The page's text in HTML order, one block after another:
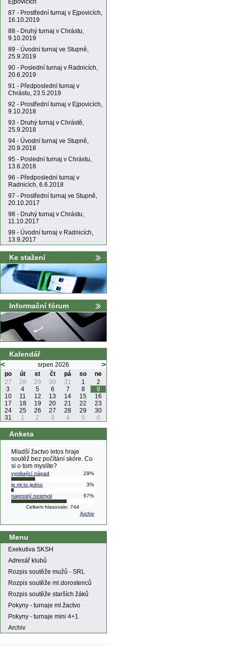
Ejpovicích
87 - Prostřední turnaj v Ejpovicích,
16.10.2019
88 - Druhý turnaj v Chrástu,
9.10.2019
89 - Úvodní turnaj ve Stupně,
25.9.2019
90 - Poslední turnaj v Radnicích,
20.6.2019
91 - Předposlední turnaj v
Chrástu, 23.5.2019
92 - Prostřední turnaj v Ejpovicích,
9.10.2018
93 - Druhý turnaj v Chrástě,
25.9.2018
94 - Úvodní turnaj ve Stupně,
20.9.2018
95 - Poslední turnaj v Chrástu,
13.6.2018
96 - Předposlední turnaj v
Radnicích, 6.6.2018
97 - Prostřední turnaj ve Stupně,
20.10.2017
98 - Druhý turnaj v Chrástu,
11.10.2017
99 - Úvodní turnaj v Radnicích,
13.9.2017
Ke stažení
Informační fórum
Kalendář
< srpen 2026 >
po út st čt pá so
ne
27
28 29 30 31 1
2
3
4 5 6 7 8
9
10
11 12 13 14 15
16
17
18 19 20 21 22
23
24
25 26 27 28 29
30
31
1 2 3 4 5 6
Anketa
Mladší žactvo letos hraje
soutěž bez počítání skóre. Co
si o tom myslíte?
vynikající nápad
29%
je mi to jedno
3%
naprostý nesmysl
67%
Celkem hlasovalo: 744
Archiv
Menu
Exekutiva SKSH
Adresář klubů
Rozpis soutěže mužů - SRL
Rozpis soutěže ml.dorostenců
Rozpis soutěže starších žáků
Pokyny - turnaje ml.žactvo
Pokyny - turnaje mini 4+1
Archiv